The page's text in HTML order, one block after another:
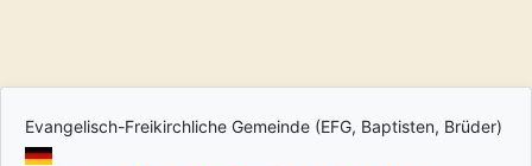
Evangelisch-Freikirchliche Gemeinde (EFG, Baptisten, Brüder)